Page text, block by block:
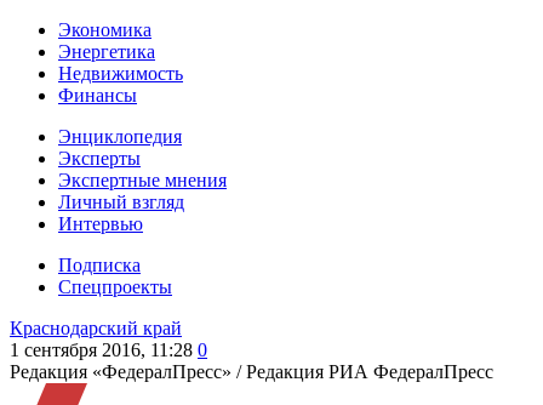
Экономика
Энергетика
Недвижимость
Финансы
Энциклопедия
Эксперты
Экспертные мнения
Личный взгляд
Интервью
Подписка
Спецпроекты
Краснодарский край
1 сентября 2016, 11:28 0
Редакция «ФедералПресс» /Редакция РИА ФедералПресс